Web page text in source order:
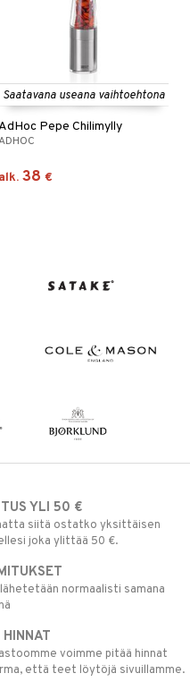
Saatavana useana vaihtoehtona
Pepe Chilimylly
alk. 38 €
YLI 50 €
siitä ostatko yksittäisen
joka ylittää 50 €.
normaalisti samana
voimme pitää hinnat
että teet löytöjä sivuillamme.